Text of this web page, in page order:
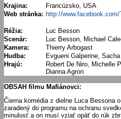
Krajina:
Francúzsko, USA
Web stránka: http://
Réžia:
Luc Besson
Scenár:
Luc Besson, Michael
Kamera:
Thierry Arbogast
Hudba:
Evgueni Galperine,
Hrajú:
Robert De Niro, Michelle
Dianna Agron
OBSAH filmu Mafiánovci:
Čierna komédia z dielne Luca Bessona
zaradený do programu na ochranu
minulosť a on musí vziať opäť do rúk